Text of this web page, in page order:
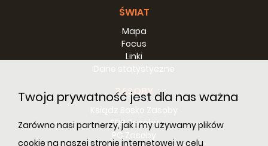
Twoja prywatność jest dla nas ważna
Zarówno nasi partnerzy, jak i my używamy plików
cookie na naszej stronie internetowej w celu
ŚWIAT
Mapa
Focus
Linki
ZASOBY
SDB Zasoby